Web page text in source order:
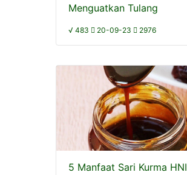
Menguatkan Tulang
√ 483 20-09-23 2976
5 Manfaat Sari Kurma HNI